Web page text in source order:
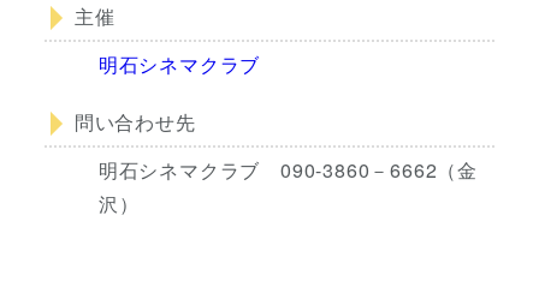
主催
明石シネマクラブ
問い合わせ先
明石シネマクラブ 090-3860－6662（金
沢）